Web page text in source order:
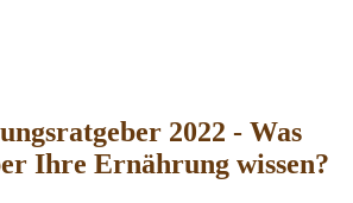
2022 - Was
Ihre Ernährung wissen?